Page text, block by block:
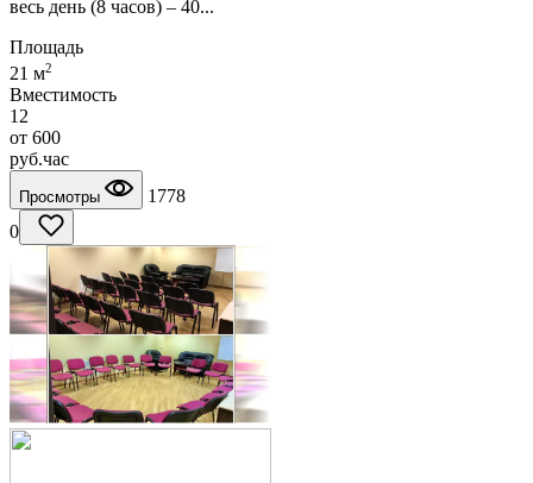
весь день (8 часов) – 40...
Площадь
21 м2
Вместимость
12
от 600
руб.час
Просмотры
1778
0